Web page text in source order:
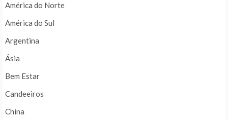
América do Norte
América do Sul
Argentina
Ásia
Bem Estar
Candeeiros
China